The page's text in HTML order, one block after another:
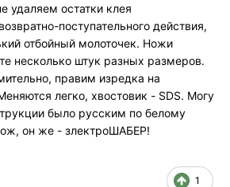
удаляем остатки клея
поступательного действия,
отбойный молоточек. Ножи
несколько штук разных размеров.
правим изредка на
легко, хвостовик - SDS. Могу
было русским по белому
он же - злектроШАБЕР!
1